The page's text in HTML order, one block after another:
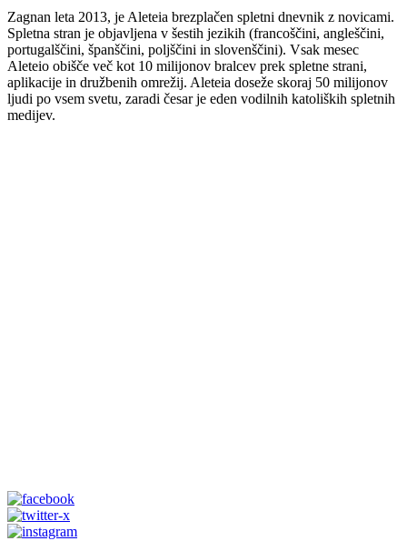
Zagnan leta 2013, je Aleteia brezplačen spletni dnevnik z novicami.
Spletna stran je objavljena v šestih jezikih (francoščini, angleščini,
portugalščini, španščini, poljščini in slovenščini). Vsak mesec
Aleteio obišče več kot 10 milijonov bralcev prek spletne strani,
aplikacije in družbenih omrežij. Aleteia doseže skoraj 50 milijonov
ljudi po vsem svetu, zaradi česar je eden vodilnih katoliških spletnih
medijev.